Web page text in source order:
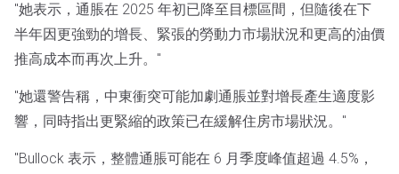
"她表示，通脹在 2025 年初已降至目標區間，但隨後在下
半年因更強勁的增長、緊張的勞動力市場狀況和更高的油價
推高成本而再次上升。"
"她還警告稱，中東衝突可能加劇通脹並對增長產生適度影
響，同時指出更緊縮的政策已在緩解住房市場狀況。"
"Bullock 表示，整體通脹可能在 6 月季度峰值超過 4.5%，